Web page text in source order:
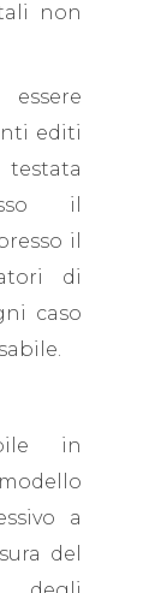
non
editi
il
il
di
caso
in
a
del